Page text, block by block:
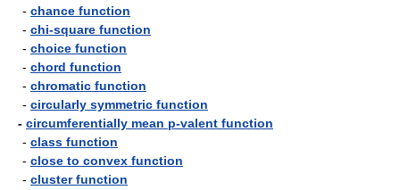
- chance function
- chi-square function
- choice function
- chord function
- chromatic function
- circularly symmetric function
- circumferentially mean p-valent function
- class function
- close to convex function
- cluster function